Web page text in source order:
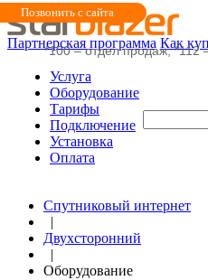
Позвонить с сайта
*100 – отдел продаж, *112
Партнерская программа Как
Услуга
Оборудование
Тарифы
Подключение
Установка
Оплата
Спутниковый интернет
|
Двухсторонний
|
Оборудование